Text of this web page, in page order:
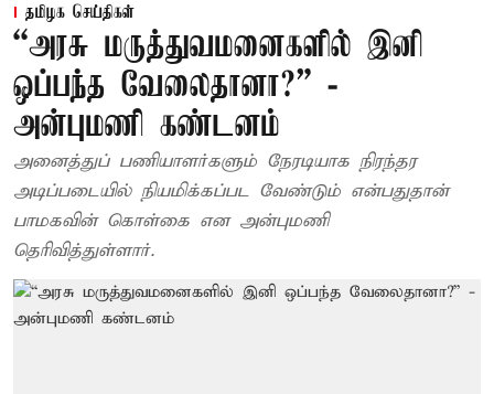
தமிழக செய்திகள்
“அரசு மருத்துவமனைகளில் இனி
ஒப்பந்த வேலைதானா?” -
அன்புமணி கண்டனம்
அனைத்துப் பணியாளர்களும் நேரடியாக நிரந்தர
அடிப்படையில் நியமிக்கப்பட வேண்டும் என்பதுதான்
பாமகவின் கொள்கை என அன்புமணி
தெரிவித்துள்ளார்.